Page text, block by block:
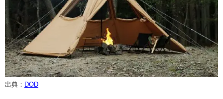
出典： DOD